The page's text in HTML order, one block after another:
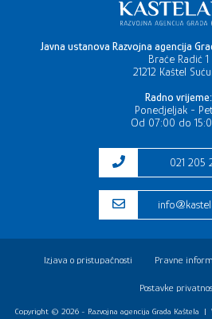
Javna ustanova Razvojna agencija
Braće Radić 1
21212 Kaštel
Radno vrijeme:
Ponedjeljak -
Od 07:00 do
021 205
Copyright © 2026 - Razvojna agencija Grada Kaštela |
Izjava o pristupačnosti Pravne
Postavke